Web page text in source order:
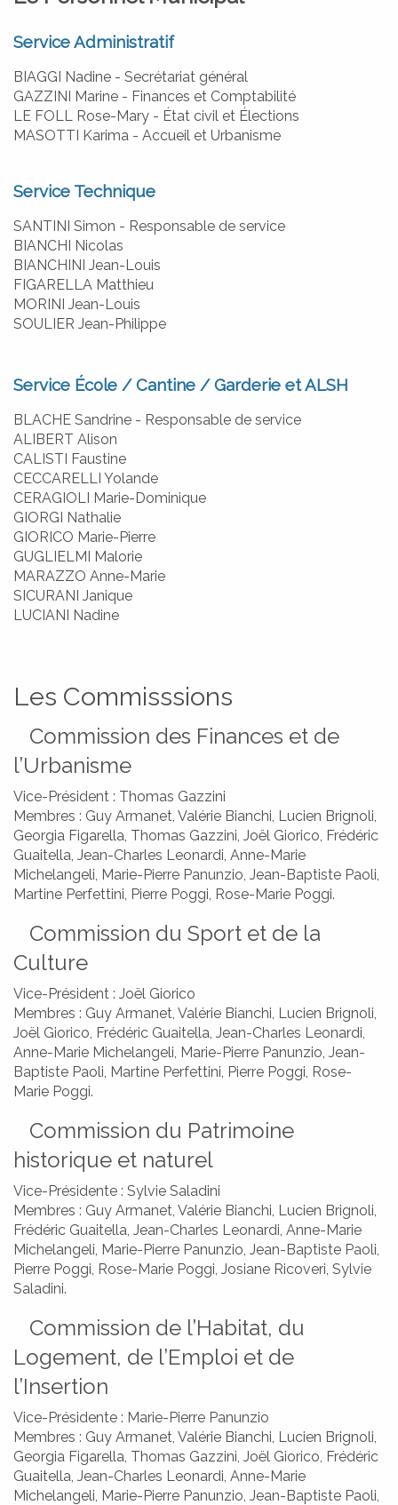
A SQUADRA
L'ÉQUIPE
CIVILITÀ
ÉTAT CIVIL
DIMARCHJE
I PAISOLI
LES HAMEAUX
Service Administratif
BIAGGI Nadine - Secrétariat général
GAZZINI Marine - Finances et Comptabilité
LE FOLL Rose-Mary - État civil et Élections
MASOTTI Karima - Accueil et Urbanisme
Service Technique
SANTINI Simon - Responsable de service
BIANCHI Nicolas
BIANCHINI Jean-Louis
FIGARELLA Matthieu
MORINI Jean-Louis
SOULIER Jean-Philippe
Service École / Cantine / Garderie et ALSH
BLACHE Sandrine - Responsable de service
ALIBERT Alison
CALISTI Faustine
CECCARELLI Yolande
CERAGIOLI Marie-Dominique
GIORGI Nathalie
GIORICO Marie-Pierre
GUGLIELMI Malorie
MARAZZO Anne-Marie
SICURANI Janique
LUCIANI Nadine
Les Commisssions
Commission des Finances et de
l’Urbanisme
Vice-Président : Thomas Gazzini
Membres : Guy Armanet, Valérie Bianchi, Lucien Brignoli,
Georgia Figarella, Thomas Gazzini, Joël Giorico, Frédéric
Guaitella, Jean-Charles Leonardi, Anne-Marie
Michelangeli, Marie-Pierre Panunzio, Jean-Baptiste Paoli,
Martine Perfettini, Pierre Poggi, Rose-Marie Poggi.
Commission du Sport et de la
Culture
Vice-Président : Joël Giorico
Membres : Guy Armanet, Valérie Bianchi, Lucien Brignoli,
Joël Giorico, Frédéric Guaitella, Jean-Charles Leonardi,
Anne-Marie Michelangeli, Marie-Pierre Panunzio, Jean-
Baptiste Paoli, Martine Perfettini, Pierre Poggi, Rose-
Marie Poggi.
Commission du Patrimoine
historique et naturel
Vice-Présidente : Sylvie Saladini
Membres : Guy Armanet, Valérie Bianchi, Lucien Brignoli,
Frédéric Guaitella, Jean-Charles Leonardi, Anne-Marie
Michelangeli, Marie-Pierre Panunzio, Jean-Baptiste Paoli,
Pierre Poggi, Rose-Marie Poggi, Josiane Ricoveri, Sylvie
Saladini.
Commission de l’Habitat, du
Logement, de l’Emploi et de
l’Insertion
Vice-Présidente : Marie-Pierre Panunzio
Membres : Guy Armanet, Valérie Bianchi, Lucien Brignoli,
Georgia Figarella, Thomas Gazzini, Joël Giorico, Frédéric
Guaitella, Jean-Charles Leonardi, Anne-Marie
Michelangeli, Marie-Pierre Panunzio, Jean-Baptiste Paoli,